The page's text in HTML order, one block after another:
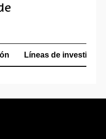
Líneas de